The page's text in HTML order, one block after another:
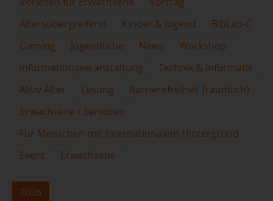
Altersübergreifend
Kinder & Jugend
BibLab-C
Gaming
Jugendliche News
Workshop
Informationsveranstaltung
Technik & Informatik
Aktiv Älter
Lesung
Barrierefreiheit (räumlich)
Erwachsene / Senioren
Für Menschen mit internationalem Hintergrund
Event
Erwachsene
2026